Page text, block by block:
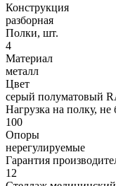
Конструкция
разборная
Полки, шт.
4
Материал
металл
Цвет
серый полуматовый
Нагрузка на полку, не
100
Опоры
нерегулируемые
Гарантия
12